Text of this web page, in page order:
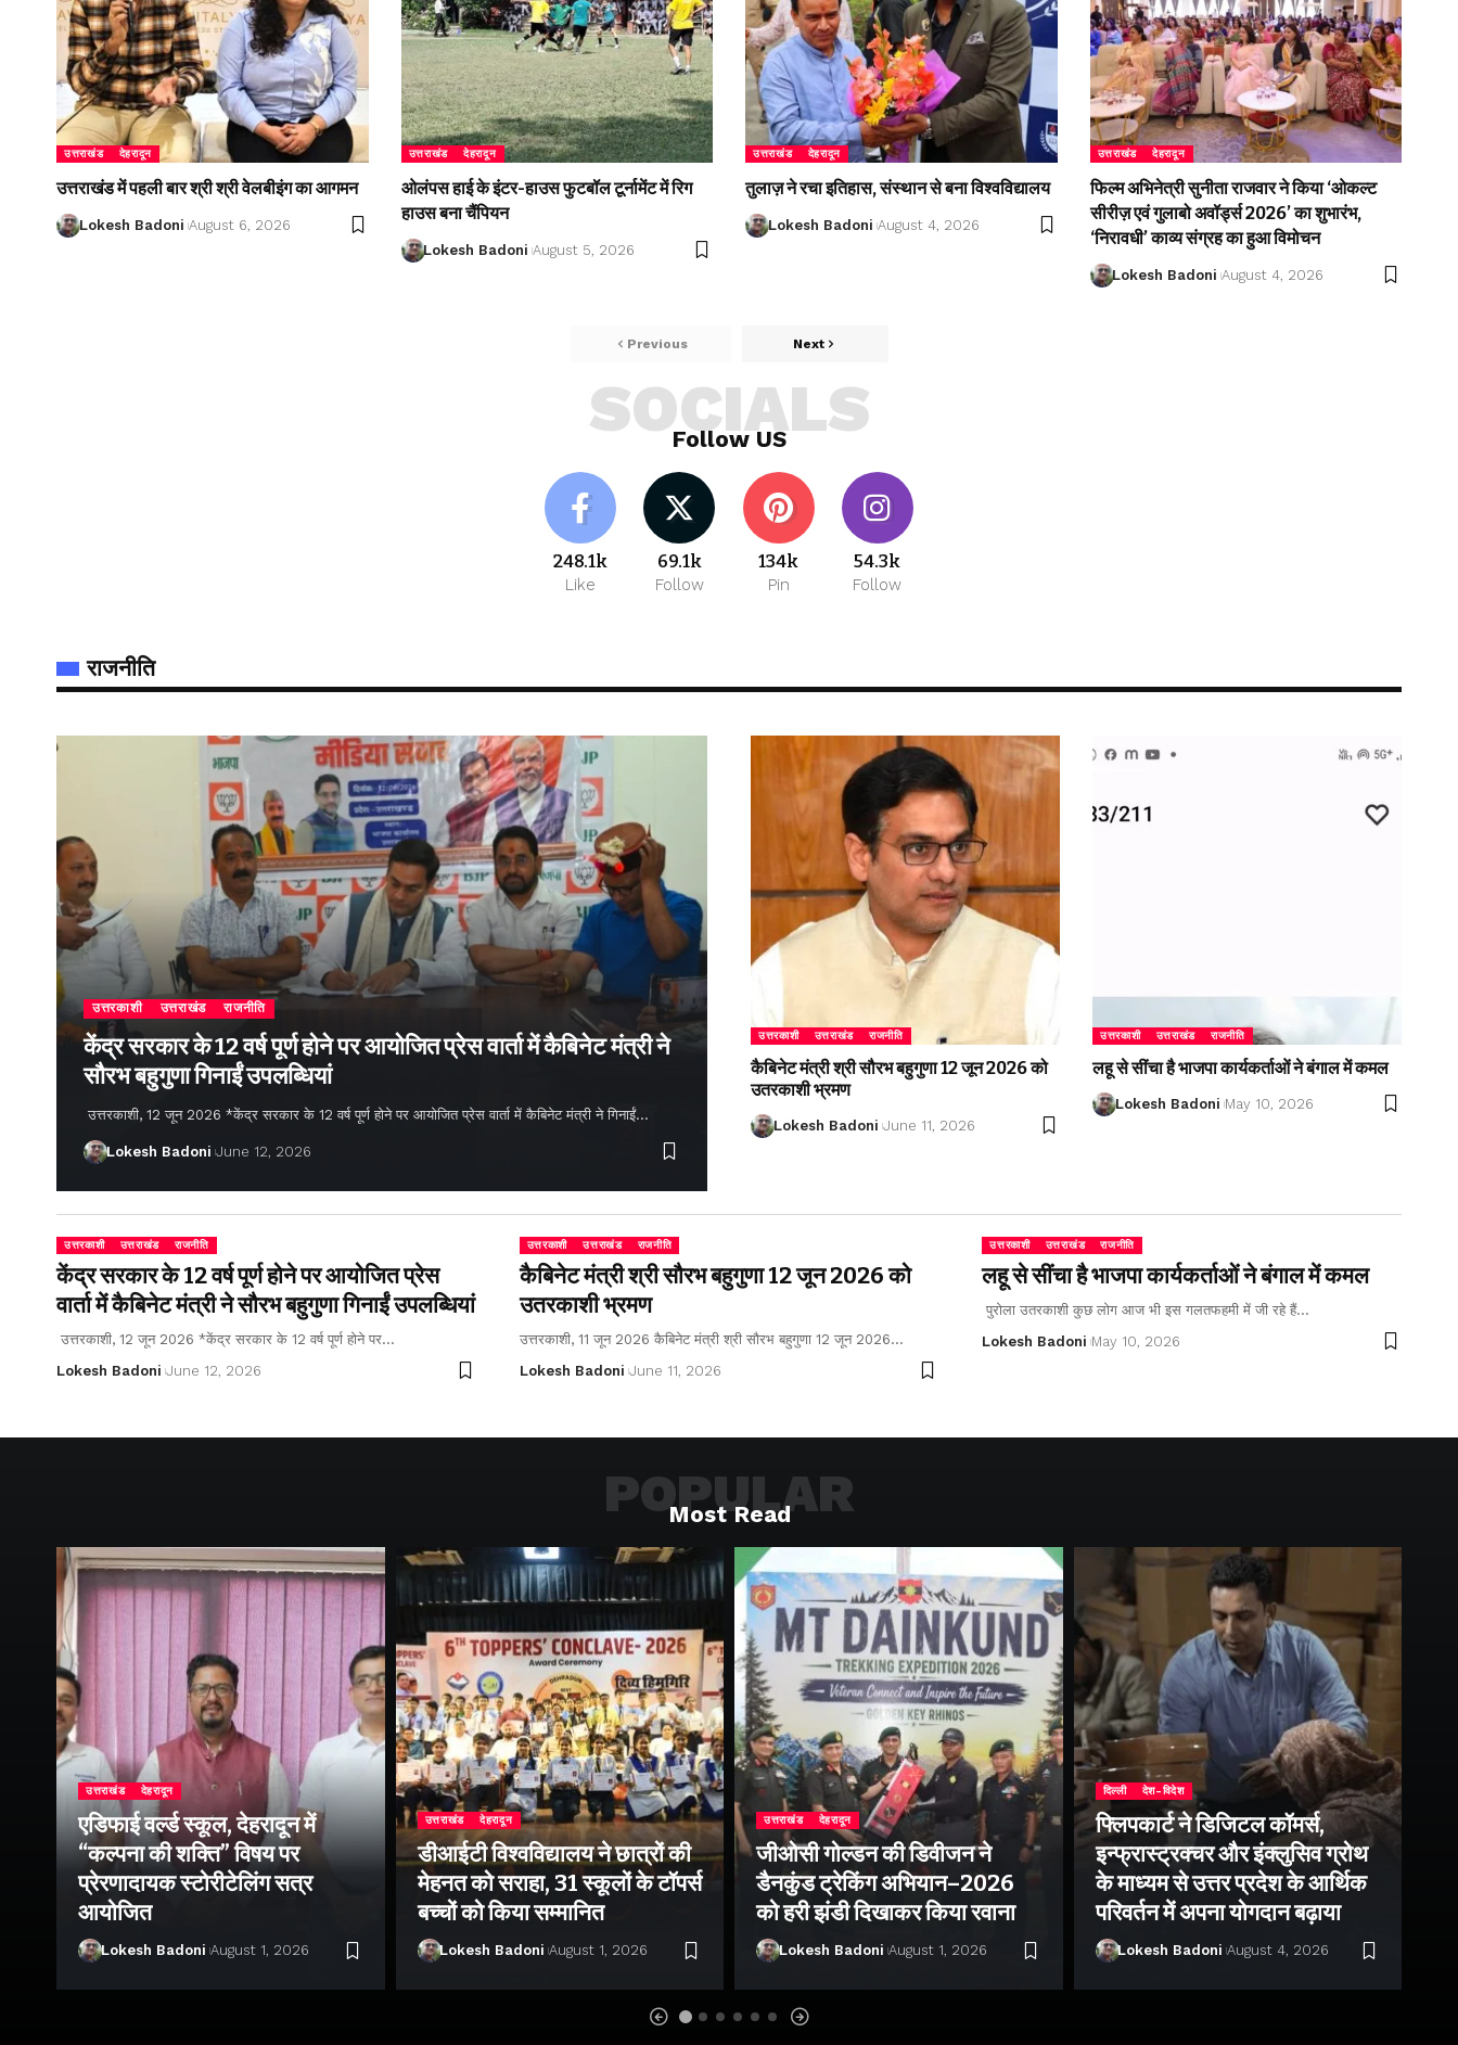
उत्तराखंड देहरादून
उत्तराखंड में पहली बार श्री श्री वेलबीइंग का आगमन
Lokesh Badoni August 6, 2026
उत्तराखंड देहरादून
ओलंपस हाई के इंटर-हाउस फुटबॉल टूर्नामेंट में रिग
हाउस बना चैंपियन
Lokesh Badoni August 5, 2026
उत्तराखंड देहरादून
तुलाज़ ने रचा इतिहास, संस्थान से बना विश्वविद्यालय
Lokesh Badoni August 4, 2026
उत्तराखंड देहरादून
फिल्म अभिनेत्री सुनीता राजवार ने किया ‘ओकल्ट
सीरीज़ एवं गुलाबो अवॉर्ड्स 2026’ का शुभारंभ,
‘निरावधी’ काव्य संग्रह का हुआ विमोचन
Lokesh Badoni August 4, 2026
Previous Next
Follow US
SOCIALS
248.1k
Like
69.1k
Follow
134k
Pin
54.3k
Follow
राजनीति
उत्तरकाशी उत्तराखंड राजनीति
केंद्र सरकार के 12 वर्ष पूर्ण होने पर आयोजित प्रेस वार्ता में कैबिनेट मंत्री ने
सौरभ बहुगुणा गिनाईं उपलब्धियां
उत्तरकाशी, 12 जून 2026 *केंद्र सरकार के 12 वर्ष पूर्ण होने पर आयोजित प्रेस वार्ता में कैबिनेट मंत्री ने गिनाईं…
Lokesh Badoni June 12, 2026
उत्तरकाशी उत्तराखंड राजनीति
कैबिनेट मंत्री श्री सौरभ बहुगुणा 12 जून 2026 को
उतरकाशी भ्रमण
Lokesh Badoni June 11, 2026
उत्तरकाशी उत्तराखंड राजनीति
लहू से सींचा है भाजपा कार्यकर्ताओं ने बंगाल में कमल
Lokesh Badoni May 10, 2026
उत्तरकाशी उत्तराखंड राजनीति
केंद्र सरकार के 12 वर्ष पूर्ण होने पर आयोजित प्रेस
वार्ता में कैबिनेट मंत्री ने सौरभ बहुगुणा गिनाईं उपलब्धियां
उत्तरकाशी, 12 जून 2026 *केंद्र सरकार के 12 वर्ष पूर्ण होने पर…
Lokesh Badoni June 12, 2026
उत्तरकाशी उत्तराखंड राजनीति
कैबिनेट मंत्री श्री सौरभ बहुगुणा 12 जून 2026 को
उतरकाशी भ्रमण
उत्तरकाशी, 11 जून 2026 कैबिनेट मंत्री श्री सौरभ बहुगुणा 12 जून 2026…
Lokesh Badoni June 11, 2026
उत्तरकाशी उत्तराखंड राजनीति
लहू से सींचा है भाजपा कार्यकर्ताओं ने बंगाल में कमल
पुरोला उतरकाशी कुछ लोग आज भी इस गलतफहमी में जी रहे हैं…
Lokesh Badoni May 10, 2026
Most Read
POPULAR
उत्तराखंड देहरादून
एडिफाई वर्ल्ड स्कूल, देहरादून में
“कल्पना की शक्ति” विषय पर
प्रेरणादायक स्टोरीटेलिंग सत्र
आयोजित
Lokesh Badoni August 1, 2026
उत्तराखंड देहरादून
डीआईटी विश्वविद्यालय ने छात्रों की
मेहनत को सराहा, 31 स्कूलों के टॉपर्स
बच्चों को किया सम्मानित
Lokesh Badoni August 1, 2026
उत्तराखंड देहरादून
जीओसी गोल्डन की डिवीजन ने
डैनकुंड ट्रेकिंग अभियान–2026
को हरी झंडी दिखाकर किया रवाना
Lokesh Badoni August 1, 2026
दिल्ली देश-विदेश
फ्लिपकार्ट ने डिजिटल कॉमर्स,
इन्फ्रास्ट्रक्चर और इंक्लुसिव ग्रोथ
के माध्यम से उत्तर प्रदेश के आर्थिक
परिवर्तन में अपना योगदान बढ़ाया
Lokesh Badoni August 4, 2026